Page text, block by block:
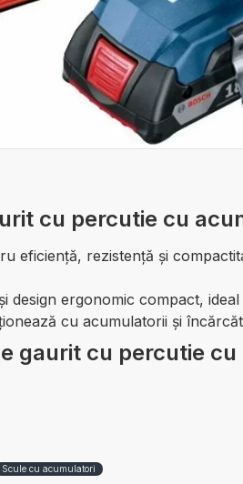
cu percutie cu
eficienţă, rezistenţă şi
design ergonomic compact,
cu acumulatorii şi
gaurit cu percutie
Scule cu acumulatori